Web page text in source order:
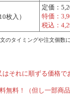
枚入）
定価：
特価：
税込：
のタイミングや注文個数
それに順ずる価格で
料！（但し一部商